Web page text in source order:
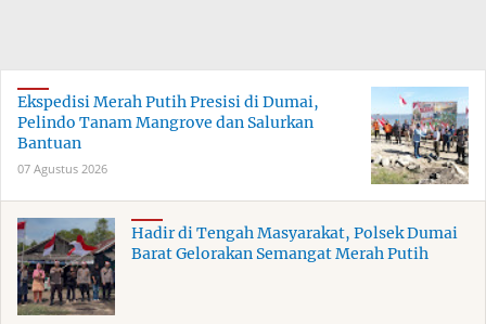
Ekspedisi Merah Putih Presisi di Dumai,
Pelindo Tanam Mangrove dan Salurkan
Bantuan
07 Agustus 2026
Hadir di Tengah Masyarakat, Polsek Dumai
Barat Gelorakan Semangat Merah Putih